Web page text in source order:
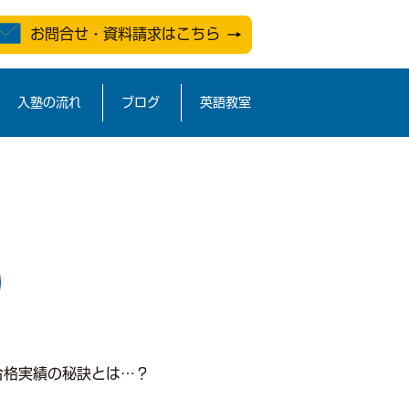
with2010.com/public_html/wp/wp-
お問合せ・資料請求はこちら
入塾の流れ ブログ 英語教室
実績の秘訣とは…？